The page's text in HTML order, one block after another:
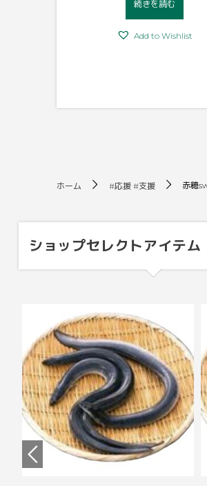
続きを読む
Add to Wishlist
ホーム #応援 #支援 赤穂
ショップセレクトアイテム